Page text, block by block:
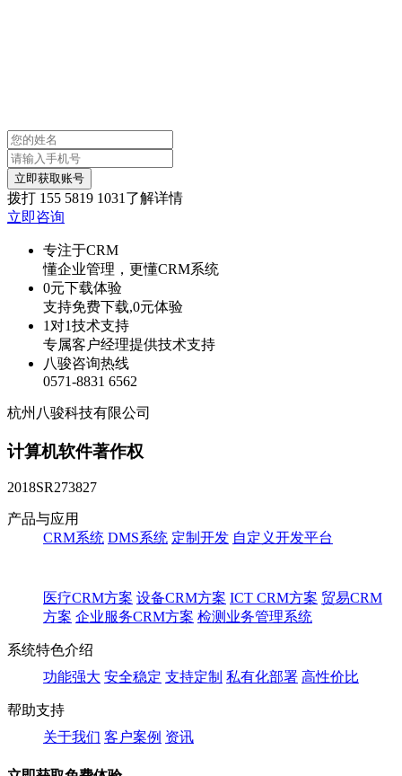
立即获取账号
拨打 155 5819 1031 了解详情
立即咨询
专注于CRM
懂企业管理，更懂CRM系统
0元下载体验
支持免费下载,0元体验
1对1技术支持
专属客户经理提供技术支持
八骏咨询热线
0571-8831 6562
杭州八骏科技有限公司
计算机软件著作权
2018SR273827
产品与应用
CRM系统 DMS系统 定制开发 自定义开发平台
医疗CRM方案 设备CRM方案 ICT CRM方案 贸易CRM
方案 企业服务CRM方案 检测业务管理系统
系统特色介绍
功能强大 安全稳定 支持定制 私有化部署 高性价比
帮助支持
关于我们 客户案例 资讯